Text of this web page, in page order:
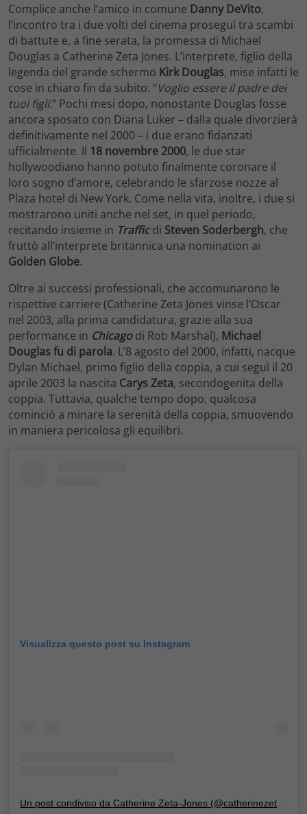
Complice anche l’amico in comune Danny DeVito,
l’incontro tra i due volti del cinema proseguì tra scambi
di battute e, a fine serata, la promessa di Michael
Douglas a Catherine Zeta Jones. L’interprete, figlio della
legenda del grande schermo Kirk Douglas, mise infatti le
cose in chiaro fin da subito: “Voglio essere il padre dei
tuoi figli.” Pochi mesi dopo, nonostante Douglas fosse
ancora sposato con Diana Luker – dalla quale divorzierà
definitivamente nel 2000 – i due erano fidanzati
ufficialmente. Il 18 novembre 2000, le due star
hollywoodiano hanno potuto finalmente coronare il
loro sogno d’amore, celebrando le sfarzose nozze al
Plaza hotel di New York. Come nella vita, inoltre, i due si
mostrarono uniti anche nel set, in quel periodo,
recitando insieme in Trafficdi Steven Soderbergh, che
fruttò all’interprete britannica una nomination ai
Golden Globe.
Oltre ai successi professionali, che accomunarono le
rispettive carriere (Catherine Zeta Jones vinse l’Oscar
nel 2003, alla prima candidatura, grazie alla sua
performance in Chicago di Rob Marshal), Michael
Douglas fu di parola. L’8 agosto del 2000, infatti, nacque
Dylan Michael, primo figlio della coppia, a cui seguì il 20
aprile 2003 la nascita Carys Zeta, secondogenita della
coppia. Tuttavia, qualche tempo dopo, qualcosa
cominciò a minare la serenità della coppia, smuovendo
in maniera pericolosa gli equilibri.
Visualizza questo post su Instagram